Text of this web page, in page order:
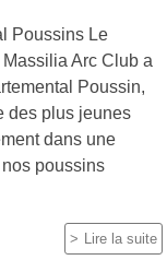
Poussins Le
Arc Club a
Poussin,
des plus jeunes
dans une
poussins
Lire la suite